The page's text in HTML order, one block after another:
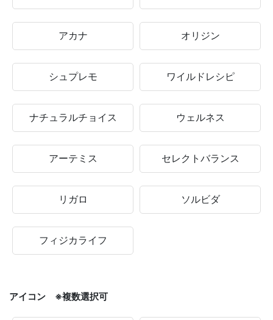
アカナ オリジン
シュプレモ ワイルドレシピ
ナチュラルチョイス ウェルネス
アーテミス セレクトバランス
リガロ ソルビダ
フィジカライフ
アイコン ※複数選択可